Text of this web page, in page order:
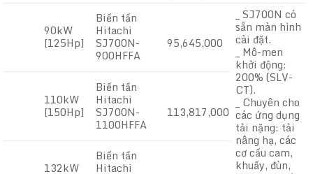
90kW
[125Hp]
Biến tần
Hitachi
SJ700N-
900HFFA
95,645,000
_ SJ700N có
sẵn màn hình
cài đặt.
_ Mô-men
khởi động:
200% (SLV-
CT).
_ Chuyên cho
các ứng dụng
tải nặng: tải
nâng hạ, các
cơ cấu cam,
khuấy, đùn,
110kW
[150Hp]
Biến tần
Hitachi
SJ700N-
1100HFFA
113,817,000
132kW
Biến tần
Hitachi